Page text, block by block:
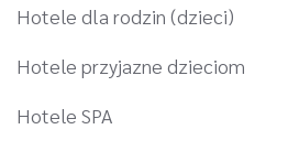
Hotele dla rodzin (dzieci)
Hotele przyjazne dzieciom
Hotele SPA